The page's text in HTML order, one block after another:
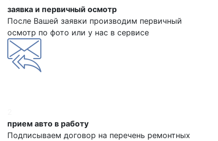
заявка и первичный осмотр
После Вашей заявки производим первичный
осмотр по фото или у нас в сервисе
прием авто в работу
Подписываем договор на перечень ремонтных